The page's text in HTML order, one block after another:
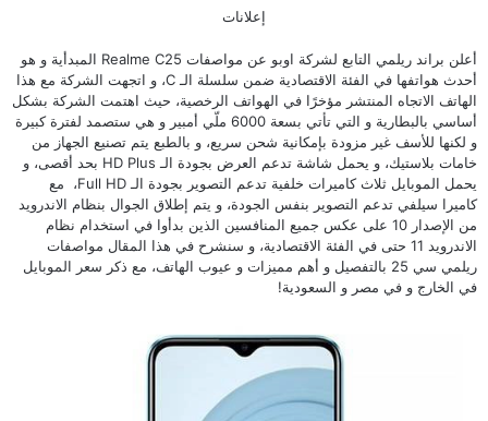
إعلانات
أعلن براند ريلمي التابع لشركة اوبو عن مواصفات Realme C25 المبدأية و هو
أحدث هواتفها في الفئة الاقتصادية ضمن سلسلة الـ C، و اتجهت الشركة مع هذا
الهاتف الاتجاه المنتشر مؤخرًا في الهواتف الرخصية، حيث اهتمت الشركة بشكل
أساسي بالبطارية و التي تأتي بسعة 6000 ملّي أمبير و هي ستصمد لفترة كبيرة
و لكنها للأسف غير مزودة بإمكانية شحن سريع، و بالطبع يتم تصنيع الجهاز من
خامات بلاستيك، و يحمل شاشة تدعم العرض بجودة الـ HD Plus بحد أقصى، و
يحمل الموبايل ثلاث كاميرات خلفية تدعم التصوير بجودة الـ Full HD، مع
كاميرا سيلفي تدعم التصوير بنفس الجودة، و يتم إطلاق الجوال بنظام الاندرويد
من الإصدار 10 على عكس جميع المنافسين الذين بدأوا في استخدام نظام
الاندرويد 11 حتى في الفئة الاقتصادية، و سنشرح في هذا المقال مواصفات
ريلمي سي 25 بالتفصيل و أهم مميزات و عيوب الهاتف، مع ذكر سعر الموبايل
في الخارج و في مصر و السعودية!